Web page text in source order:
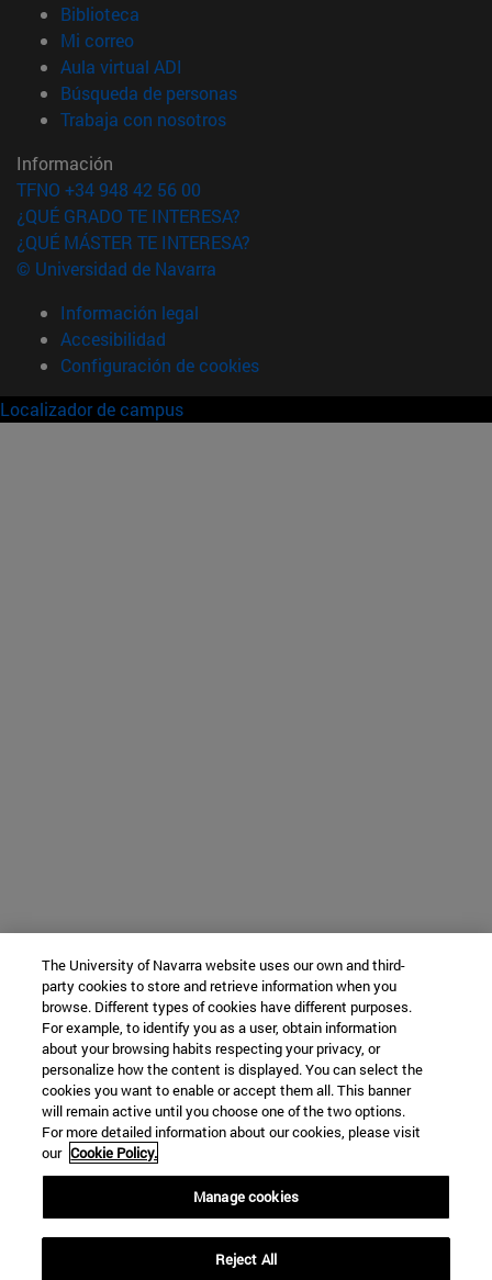
Biblioteca
Mi correo(abre en nueva ventana)
Aula virtual ADI
Búsqueda de personas(abre en nueva ventana)
Trabaja con nosotros(abre en nueva ventana)
Información
TFNO +34 948 42 56 00
¿QUÉ GRADO TE INTERESA?
¿QUÉ MÁSTER TE INTERESA?
© Universidad de Navarra
Información legal
Accesibilidad
Configuración de cookies
Localizador de campus
The University of Navarra website uses our own and third-
party cookies to store and retrieve information when you
browse. Different types of cookies have different purposes.
For example, to identify you as a user, obtain information
about your browsing habits respecting your privacy, or
personalize how the content is displayed. You can select the
cookies you want to enable or accept them all. This banner
will remain active until you choose one of the two options.
For more detailed information about our cookies, please visit
our Cookie Policy.
Manage cookies
Reject All